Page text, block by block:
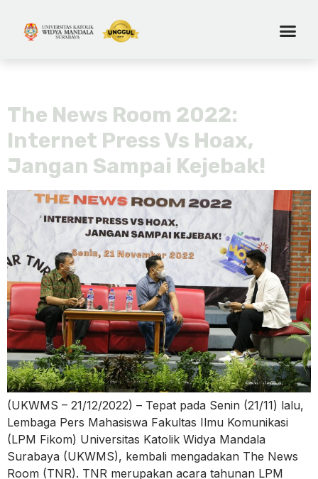
The News Room 2022:
Internet Press Vs Hoax,
Jangan Sampai Kejebak!
(UKWMS – 21/12/2022) – Tepat pada Senin (21/11) lalu,
Lembaga Pers Mahasiswa Fakultas Ilmu Komunikasi
(LPM Fikom) Universitas Katolik Widya Mandala
Surabaya (UKWMS), kembali mengadakan The News
Room (TNR). TNR merupakan acara tahunan LPM